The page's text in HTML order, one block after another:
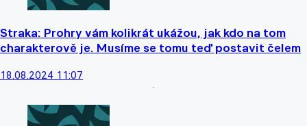
Straka: Prohry vám kolikrát ukážou, jak kdo na tom
charakterově je. Musíme se tomu teď postavit čelem
18.08.2024 11:07